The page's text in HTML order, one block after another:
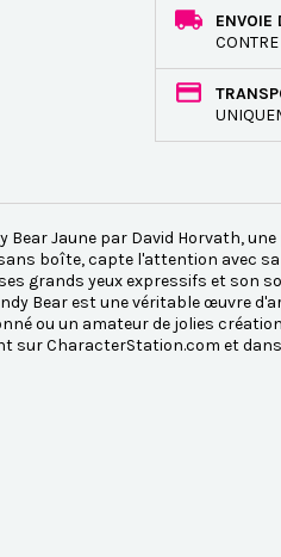
ENVOIE
Bear Jaune par David Horvath,
boîte, capte l'attention avec
grands yeux expressifs et son
Bear est une véritable œuvre
ou un amateur de jolies
CharacterStation.com et dans